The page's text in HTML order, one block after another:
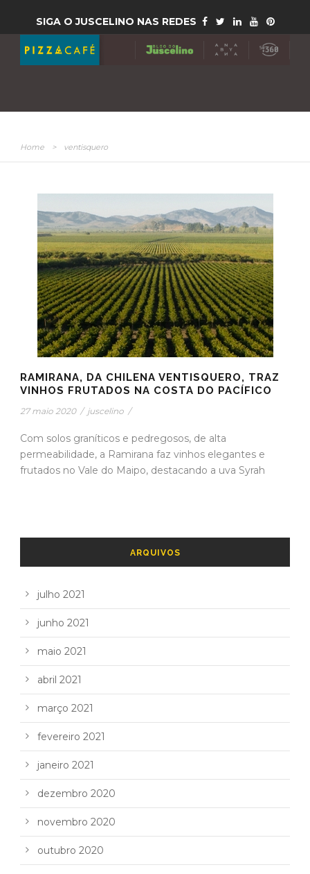
SIGA O JUSCELINO NAS REDES
Home > ventisquero
RAMIRANA, DA CHILENA VENTISQUERO, TRAZ
VINHOS FRUTADOS NA COSTA DO PACÍFICO
27 maio 2020 / juscelino /
Com solos graníticos e pedregosos, de alta
permeabilidade, a Ramirana faz vinhos elegantes e
frutados no Vale do Maipo, destacando a uva Syrah
ARQUIVOS
julho 2021
junho 2021
maio 2021
abril 2021
março 2021
fevereiro 2021
janeiro 2021
dezembro 2020
novembro 2020
outubro 2020